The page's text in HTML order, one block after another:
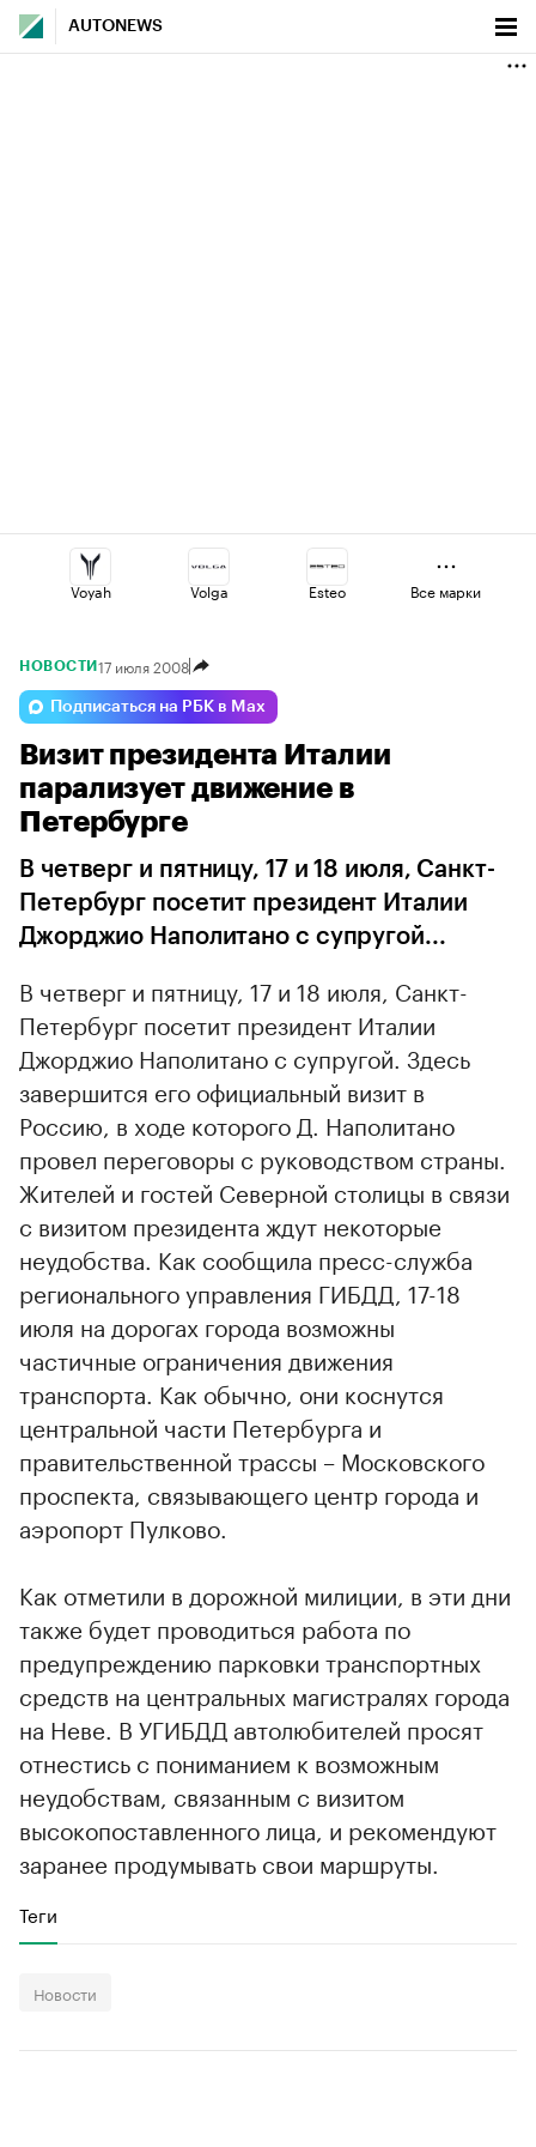
AUTONEWS
Voyah Volga Esteo
Jaecoo Geely
Haval Changan Omoda
Все марки
НОВОСТИ 17 июля 2008
Подписаться на РБК в Max
Визит президента Италии
парализует движение в
Петербурге
В четверг и пятницу, 17 и 18 июля, Санкт-
Петербург посетит президент Италии
Джорджио Наполитано с супругой...
В четверг и пятницу, 17 и 18 июля, Санкт-
Петербург посетит президент Италии
Джорджио Наполитано с супругой. Здесь
завершится его официальный визит в
Россию, в ходе которого Д. Наполитано
провел переговоры с руководством страны.
Жителей и гостей Северной столицы в связи
с визитом президента ждут некоторые
неудобства. Как сообщила пресс-служба
регионального управления ГИБДД, 17-18
июля на дорогах города возможны
частичные ограничения движения
транспорта. Как обычно, они коснутся
центральной части Петербурга и
правительственной трассы – Московского
проспекта, связывающего центр города и
аэропорт Пулково.
Как отметили в дорожной милиции, в эти дни
также будет проводиться работа по
предупреждению парковки транспортных
средств на центральных магистралях города
на Неве. В УГИБДД автолюбителей просят
отнестись с пониманием к возможным
неудобствам, связанным с визитом
высокопоставленного лица, и рекомендуют
заранее продумывать свои маршруты.
Теги
Новости